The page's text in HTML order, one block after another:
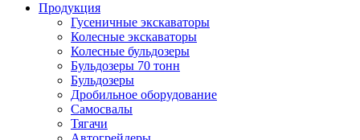
Продукция
Гусеничные экскаваторы
Колесные экскаваторы
Колесные бульдозеры
Бульдозеры 70 тонн
Бульдозеры
Дробильное оборудование
Самосвалы
Тягачи